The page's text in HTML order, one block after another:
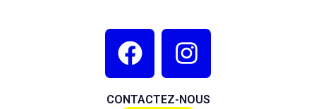
F
a
c
I
n
s
CONTACTEZ-NOUS